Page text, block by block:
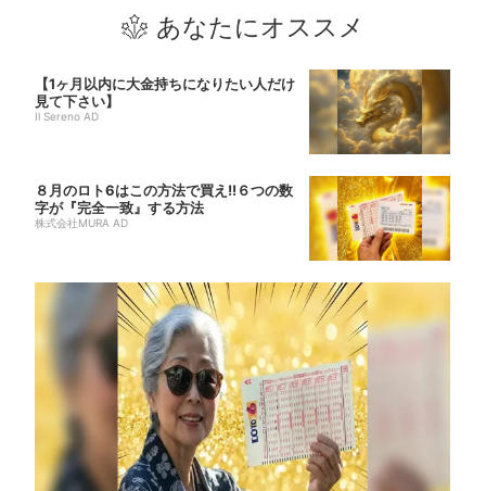
あなたにオススメ
【1ヶ月以内に大金持ちになりたい人だけ
見て下さい】
Il Sereno AD
８月のロト6はこの方法で買え!!６つの数
字が『完全一致』する方法
株式会社MURA AD